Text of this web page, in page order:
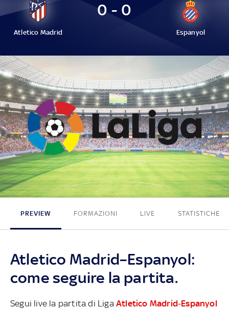
Atletico Madrid
0 - 0
Espanyol
0 - 0
PREVIEW FORMAZIONI LIVE STATISTICHE
Atletico Madrid–Espanyol:
come seguire la partita.
Segui live la partita di Liga Atletico Madrid-Espanyol